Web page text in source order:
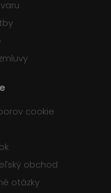
cookie
obchod
otázky